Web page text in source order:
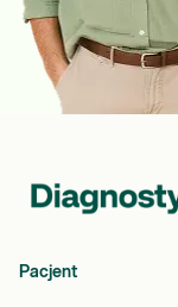
Pacjent